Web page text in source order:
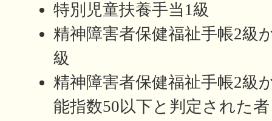
特別児童扶養手当1級
精神障害者保健福祉手帳2級
級
精神障害者保健福祉手帳2級
能指数50以下と判定された